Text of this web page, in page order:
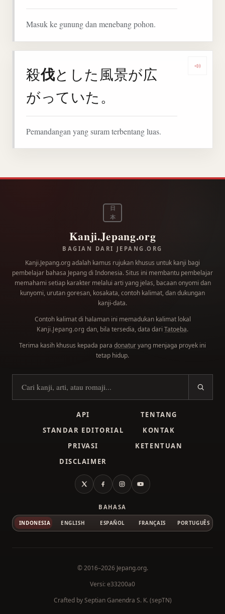
Masuk ke gunung dan menebang pohon.
殺伐とした風景が広
がっていた。
Pemandangan yang suram terbentang luas.
日
本
Kanji.Jepang.org
BAGIAN DARI JEPANG.ORG
Kanji.Jepang.org adalah kamus rujukan khusus untuk kanji bagi
pembelajar bahasa Jepang di Indonesia. Situs ini membantu pembelajar
memahami setiap karakter melalui arti yang jelas, bacaan onyomi dan
kunyomi, urutan goresan, kosakata, contoh kalimat, dan dukungan
kanji-data.
Contoh kalimat di halaman ini memadukan kalimat lokal
Kanji.Jepang.org dan, bila tersedia, data dari Tatoeba.
Terima kasih khusus kepada para donaturyang menjaga proyek ini
tetap hidup.
Cari kanji
API
TENTANG
STANDAR EDITORIAL
KONTAK
PRIVASI
KETENTUAN
DISCLAIMER
X FacebookInstagramYouTube
BAHASA
INDONESIA ENGLISH ESPAÑOL FRANÇAIS PORTUGUÊS
© 2016–2026 Jepang.org.
Versi: e33200a0
Crafted bySeptian Ganendra S. K. (sepTN)